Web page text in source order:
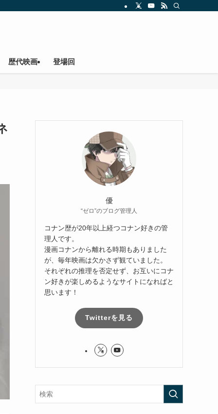
歴代映画 登場回
優
“ゼロ”のブログ管理人
コナン歴が20年以上経つコナン好きの管
理人です。
漫画コナンから離れる時期もありました
が、毎年映画は欠かさず観ていました。
それぞれの推理を否定せず、お互いにコナ
ン好きが楽しめるようなサイトになればと
思います！
Twitterを見る